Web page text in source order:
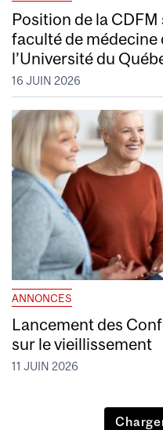
Position de la
faculté de médecine
l’Université du
16 JUIN 2026
ANNONCES
Lancement des
sur le vieillissement
11 JUIN 2026